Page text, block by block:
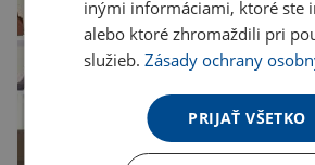
inými informáciami, ktoré ste
alebo ktoré zhromaždili pri
služieb.Zásady ochrany
PRIJAŤ VŠETKO